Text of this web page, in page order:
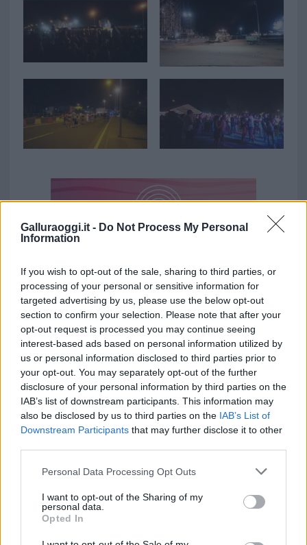
Galluraoggi.it - Do Not Process My Personal
Information
If you wish to opt-out of the sale, sharing to third parties, or
processing of your personal or sensitive information for
targeted advertising by us, please use the below opt-out
section to confirm your selection. Please note that after your
opt-out request is processed you may continue seeing
interest-based ads based on personal information utilized by
us or personal information disclosed to third parties prior to
your opt-out. You may separately opt-out of the further
disclosure of your personal information by third parties on the
IAB’s list of downstream participants. This information may
also be disclosed by us to third parties on the IAB’s List of
Downstream Participants that may further disclose it to other
Please note that this website/app uses one or more Google
not limited to your visit or usage behaviour. You may click to
grant or deny consent to Google and its third-party tags to
use your data for below specified purposes in below Google
consent section.
Personal Data Processing Opt Outs
I want to opt-out of the Sharing of my
personal data.
Opted In